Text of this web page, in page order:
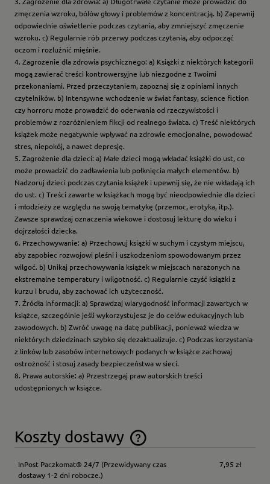
zmęczenia wzroku, bólów głowy i problemów z koncentracją. b) Zapewnij
odpowiednie oświetlenie podczas czytania, aby zmniejszyć zmęczenie
wzroku. c) Regularnie rób przerwy podczas czytania, aby odpocząć
oczom i rozluźnić mięśnie.
4. Zagrożenie dla zdrowia psychicznego: a) Książki z niektórych kategorii
mogą zawierać treści kontrowersyjne lub niezgodne z Twoimi
przekonaniami. Przed przeczytaniem, zapoznaj się z opiniami innych
czytelników. b) Intensywne wchodzenie w świat fantasy, science fiction
czy horroru może prowadzić do oderwania od rzeczywistości i
problemów z rozróżnieniem fikcji od realnego świata. c) Treść niektórych
książek może negatywnie wpływać na zdrowie emocjonalne, powodować
stres, niepokój, a nawet depresję.
5. Zagrożenie dla dzieci: a) Małe dzieci mogą wkładać książki do ust, co
może prowadzić do zadławienia lub połknięcia małych elementów. b)
Nadzoruj dzieci podczas czytania książek i upewnij się, że nie wkładają ich
do ust. c) Treści zawarte w książkach mogą być nieodpowiednie dla dzieci
i młodzieży ze względu na swoją tematykę (przemoc, erotyka, itp.).
Zawsze sprawdzaj oznaczenia wiekowe i dostosuj lekturę do wieku i
dojrzałości dziecka.
6. Przechowywanie: a) Przechowuj książki w suchym i czystym miejscu,
aby zapobiec rozwojowi pleśni i uszkodzeniom spowodowanym przez
wilgoć. b) Unikaj przechowywania książek w miejscach narażonych na
ekstremalne temperatury i wilgotność. c) Regularnie czyść książki z
kurzu i brudu, aby zachować ich użyteczność.
7. Źródła informacji: a) Sprawdzaj wiarygodność informacji zawartych w
książce, szczególnie jeśli wykorzystujesz je do celów edukacyjnych lub
zawodowych. b) Zwróć uwagę na datę publikacji, ponieważ wiedza w
niektórych dziedzinach szybko się dezaktualizuje. c) Podczas korzystania
z linków lub zasobów internetowych podanych w książce zachowaj
ostrożność i stosuj zasady bezpieczeństwa w sieci.
8. Prawa autorskie: a) Przestrzegaj praw autorskich treści
udostępnionych w książce.
Koszty dostawy
Cena nie zawiera ewentualnych kosztów płatności
InPost Paczkomat® 24/7 (Przewidywany czas
dostawy 1-2 dni robocze.)
7,95 zł